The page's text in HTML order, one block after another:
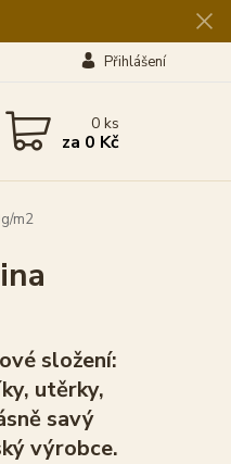
Přihlášení
0ks
za 0 Kč
m2
složení:
utěrky,
savý
výrobce.